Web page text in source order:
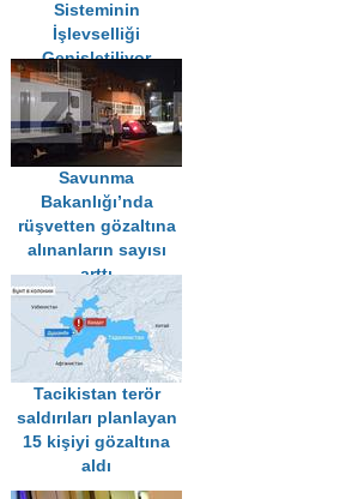
Sisteminin
İşlevselliği
Genişletiliyor
Savunma
Bakanlığı’nda
rüşvetten gözaltına
alınanların sayısı
arttı
Tacikistan terör
saldırıları planlayan
15 kişiyi gözaltına
aldı